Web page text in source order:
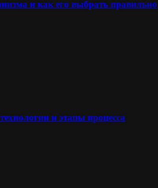
и как его выбрать правильно
и этапы процесса